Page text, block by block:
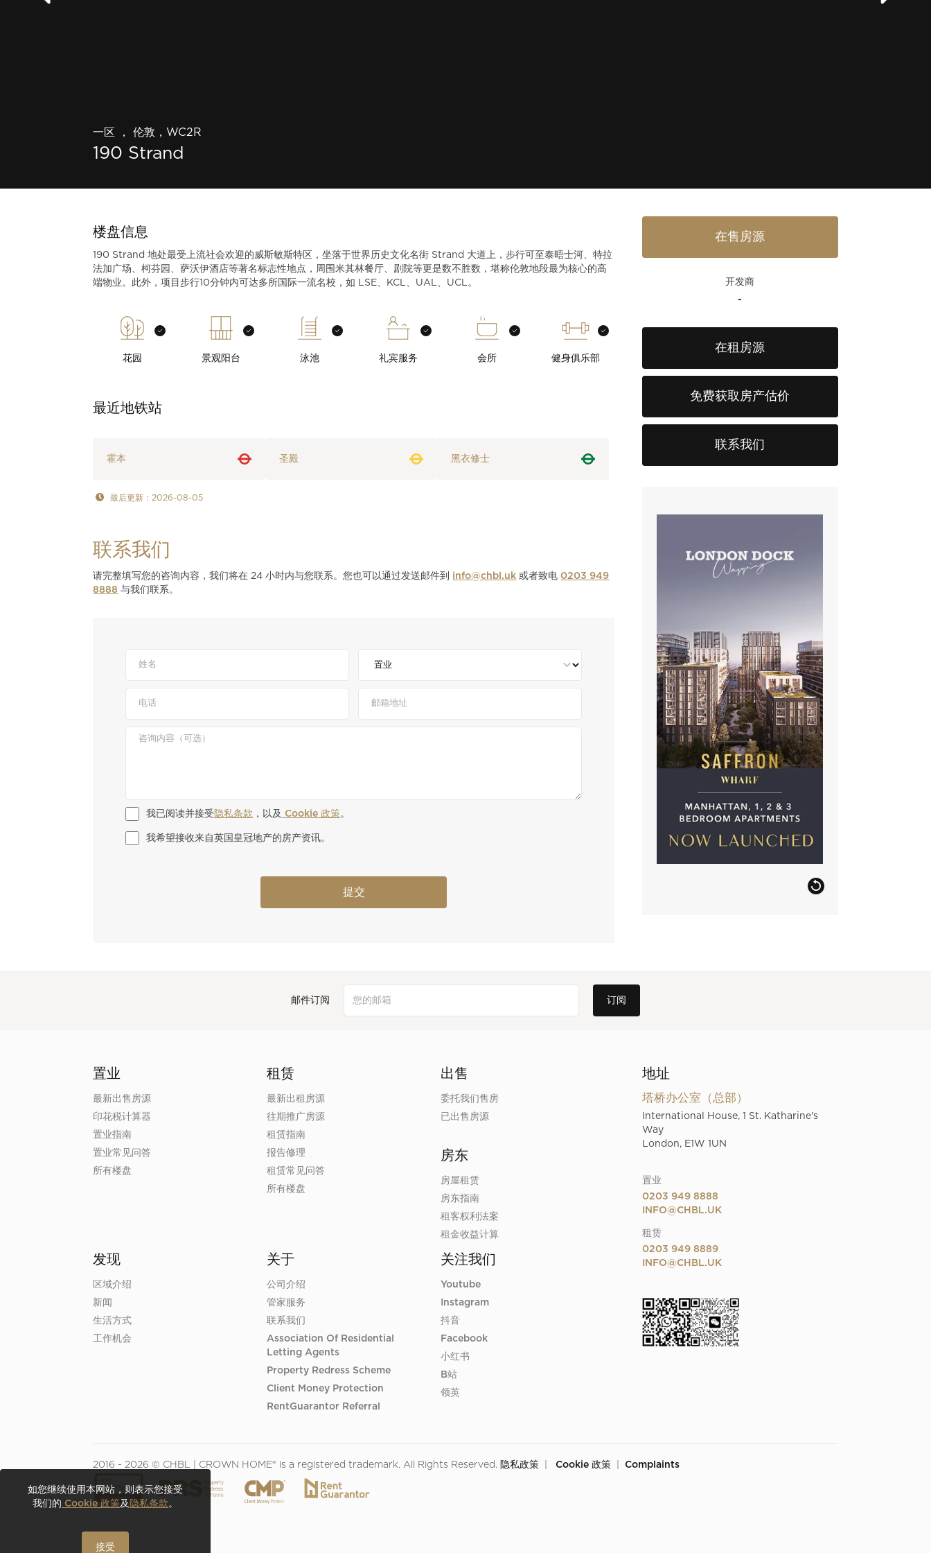
一区 ， 伦敦，WC2R
190 Strand
楼盘信息
190 Strand 地处最受上流社会欢迎的威斯敏斯特区，坐落于世界历史文化名街 Strand 大道上，步行可至泰晤士河、特拉
法加广场、柯芬园、萨沃伊酒店等著名标志性地点，周围米其林餐厅、剧院等更是数不胜数，堪称伦敦地段最为核心的高
端物业。此外，项目步行10分钟内可达多所国际一流名校，如 LSE、KCL、UAL、UCL。
花园 景观阳台 泳池 礼宾服务 会所 健身俱乐部
最近地铁站
霍本 圣殿 黑衣修士
最后更新：2026-08-05
联系我们
请完整填写您的咨询内容，我们将在 24 小时内与您联系。您也可以通过发送邮件到 info@chbl.uk 或者致电 0203 949
8888 与我们联系。
我已阅读并接受 隐私条款 ，以及 Cookie 政策。
我希望接收来自英国皇冠地产的房产资讯。
在售房源
开发商
-
在租房源
免费获取房产估价
联系我们
邮件订阅
置业
最新出售房源
印花税计算器
置业指南
置业常见问答
所有楼盘
租赁
最新出租房源
往期推广房源
租赁指南
报告修理
租赁常见问答
所有楼盘
出售
委托我们售房
已出售房源
房东
房屋租赁
房东指南
租客权利法案
租金收益计算
发现
区域介绍
新闻
生活方式
工作机会
关于
公司介绍
管家服务
联系我们
Association Of Residential
Letting Agents
Property Redress Scheme
Client Money Protection
RentGuarantor Referral
关注我们
Youtube
Instagram
抖音
Facebook
小红书
B站
领英
地址
塔桥办公室（总部）
International House, 1 St. Katharine's
Way
London, E1W 1UN
置业
0203 949 8888
INFO@CHBL.UK
租赁
0203 949 8889
INFO@CHBL.UK
2016 - 2026 © CHBL | CROWN HOME® is a registered trademark. All Rights Reserved. 隐私政策 Cookie 政策 Complaints
如您继续使用本网站，则表示您接受
我们的 Cookie 政策及 隐私条款。
接受